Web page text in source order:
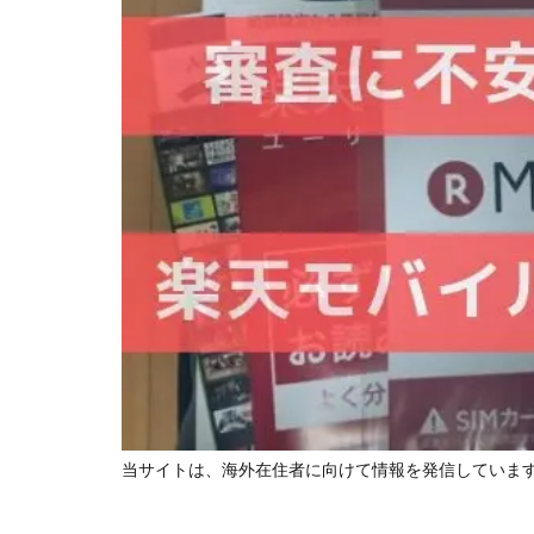
当サイトは、海外在住者に向けて情報を発信していま